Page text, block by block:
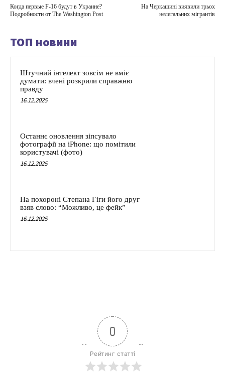
Когда первые F-16 будут в Украине?
Подробности от The Washington Post
На Черкащині виявили трьох
нелегальних мігрантів
ТОП новини
Штучний інтелект зовсім не вміє
думати: вчені розкрили справжню
правду
16.12.2025
Останнє оновлення зіпсувало
фотографії на iPhone: що помітили
користувачі (фото)
16.12.2025
На похороні Степана Гіги його друг
взяв слово: “Можливо, це фейк”
16.12.2025
0
Рейтинг статті